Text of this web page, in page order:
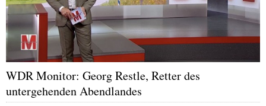
WDR Monitor: Georg Restle, Retter des
untergehenden Abendlandes